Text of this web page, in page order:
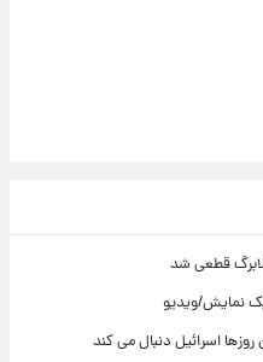
قطعی شد
نمایش/ویدیو
اسرائیل دنبال می کند